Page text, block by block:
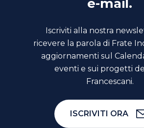
e-mail.
Iscriviti alla nostra
ricevere la parola di Frate
aggiornamenti sul
eventi e sui progetti
Francescani.
ISCRIVITI ORA